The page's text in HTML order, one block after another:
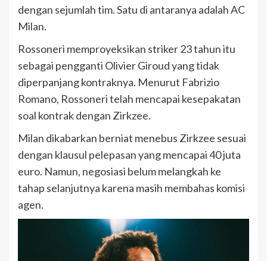
dengan sejumlah tim. Satu di antaranya adalah AC
Milan.
Rossoneri memproyeksikan striker 23 tahun itu
sebagai pengganti Olivier Giroud yang tidak
diperpanjang kontraknya. Menurut Fabrizio
Romano, Rossoneri telah mencapai kesepakatan
soal kontrak dengan Zirkzee.
Milan dikabarkan berniat menebus Zirkzee sesuai
dengan klausul pelepasan yang mencapai 40 juta
euro. Namun, negosiasi belum melangkah ke
tahap selanjutnya karena masih membahas komisi
agen.